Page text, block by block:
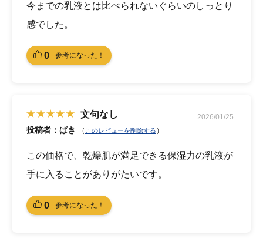
今までの乳液とは比べられないぐらいのしっとり
感でした。
0 参考になった！
文句なし 2026/01/25
投稿者：ぱき （ このレビューを削除する ）
この価格で、乾燥肌が満足できる保湿力の乳液が
手に入ることがありがたいです。
0 参考になった！